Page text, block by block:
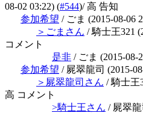
08-02 03:22) (#544)/ 高 告知
参加希望 / ごま (2015-08-06
＞ごまさん / 騎士王321
コメント
是非 / ごま (2015-08-
参加希望 / 屍翠龍司 (2015-
＞屍翠龍司さん / 騎士王
高 コメント
>騎士王さん / 屍翠龍